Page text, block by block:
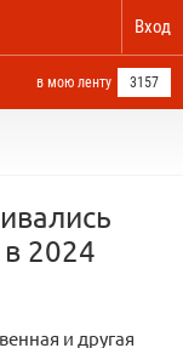
Вход
в мою ленту 3157
2024
и другая